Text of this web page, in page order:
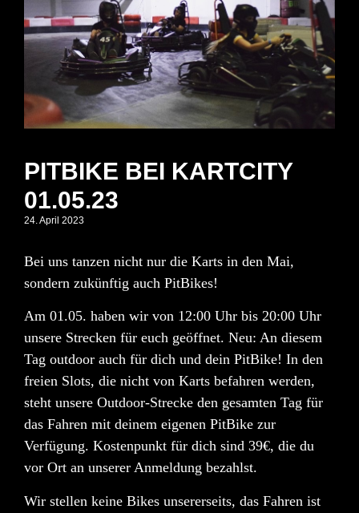
PITBIKE BEI KARTCITY
01.05.23
24. April 2023
Bei uns tanzen nicht nur die Karts in den Mai,
sondern zukünftig auch PitBikes!
Am 01.05. haben wir von 12:00 Uhr bis 20:00 Uhr
unsere Strecken für euch geöffnet. Neu: An diesem
Tag outdoor auch für dich und dein PitBike! In den
freien Slots, die nicht von Karts befahren werden,
steht unsere Outdoor-Strecke den gesamten Tag für
das Fahren mit deinem eigenen PitBike zur
Verfügung. Kostenpunkt für dich sind 39€, die du
vor Ort an unserer Anmeldung bezahlst.
Wir stellen keine Bikes unsererseits, das Fahren ist